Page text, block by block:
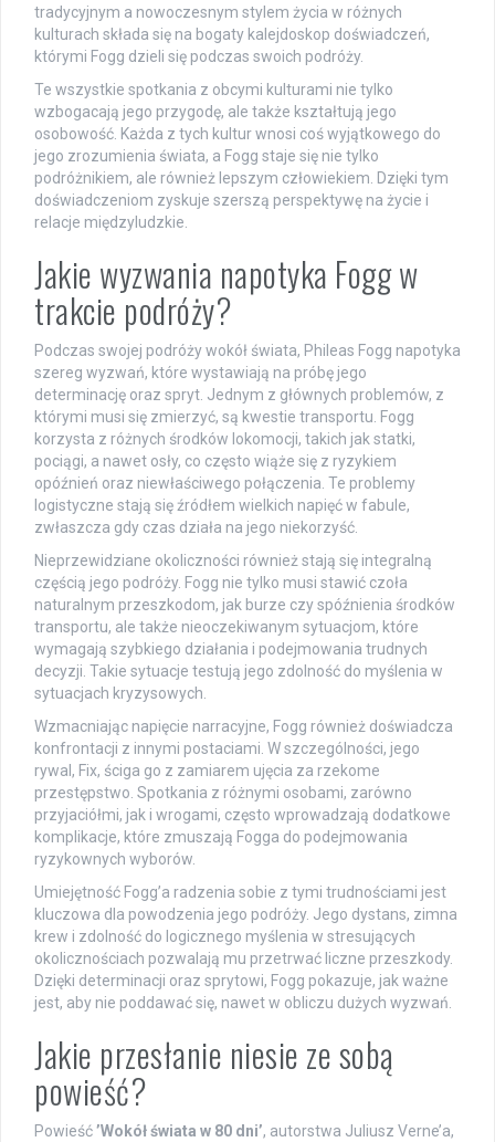
tradycyjnym a nowoczesnym stylem życia w różnych
kulturach składa się na bogaty kalejdoskop doświadczeń,
którymi Fogg dzieli się podczas swoich podróży.
Te wszystkie spotkania z obcymi kulturami nie tylko
wzbogacają jego przygodę, ale także kształtują jego
osobowość. Każda z tych kultur wnosi coś wyjątkowego do
jego zrozumienia świata, a Fogg staje się nie tylko
podróżnikiem, ale również lepszym człowiekiem. Dzięki tym
doświadczeniom zyskuje szerszą perspektywę na życie i
relacje międzyludzkie.
Jakie wyzwania napotyka Fogg w
trakcie podróży?
Podczas swojej podróży wokół świata, Phileas Fogg napotyka
szereg wyzwań, które wystawiają na próbę jego
determinację oraz spryt. Jednym z głównych problemów, z
którymi musi się zmierzyć, są kwestie transportu. Fogg
korzysta z różnych środków lokomocji, takich jak statki,
pociągi, a nawet osły, co często wiąże się z ryzykiem
opóźnień oraz niewłaściwego połączenia. Te problemy
logistyczne stają się źródłem wielkich napięć w fabule,
zwłaszcza gdy czas działa na jego niekorzyść.
Nieprzewidziane okoliczności również stają się integralną
częścią jego podróży. Fogg nie tylko musi stawić czoła
naturalnym przeszkodom, jak burze czy spóźnienia środków
transportu, ale także nieoczekiwanym sytuacjom, które
wymagają szybkiego działania i podejmowania trudnych
decyzji. Takie sytuacje testują jego zdolność do myślenia w
sytuacjach kryzysowych.
Wzmacniając napięcie narracyjne, Fogg również doświadcza
konfrontacji z innymi postaciami. W szczególności, jego
rywal, Fix, ściga go z zamiarem ujęcia za rzekome
przestępstwo. Spotkania z różnymi osobami, zarówno
przyjaciółmi, jak i wrogami, często wprowadzają dodatkowe
komplikacje, które zmuszają Fogga do podejmowania
ryzykownych wyborów.
Umiejętność Fogg’a radzenia sobie z tymi trudnościami jest
kluczowa dla powodzenia jego podróży. Jego dystans, zimna
krew i zdolność do logicznego myślenia w stresujących
okolicznościach pozwalają mu przetrwać liczne przeszkody.
Dzięki determinacji oraz sprytowi, Fogg pokazuje, jak ważne
jest, aby nie poddawać się, nawet w obliczu dużych wyzwań.
Jakie przesłanie niesie ze sobą
powieść?
Powieść’Wokół świata w 80 dni’, autorstwa Juliusz Verne’a,